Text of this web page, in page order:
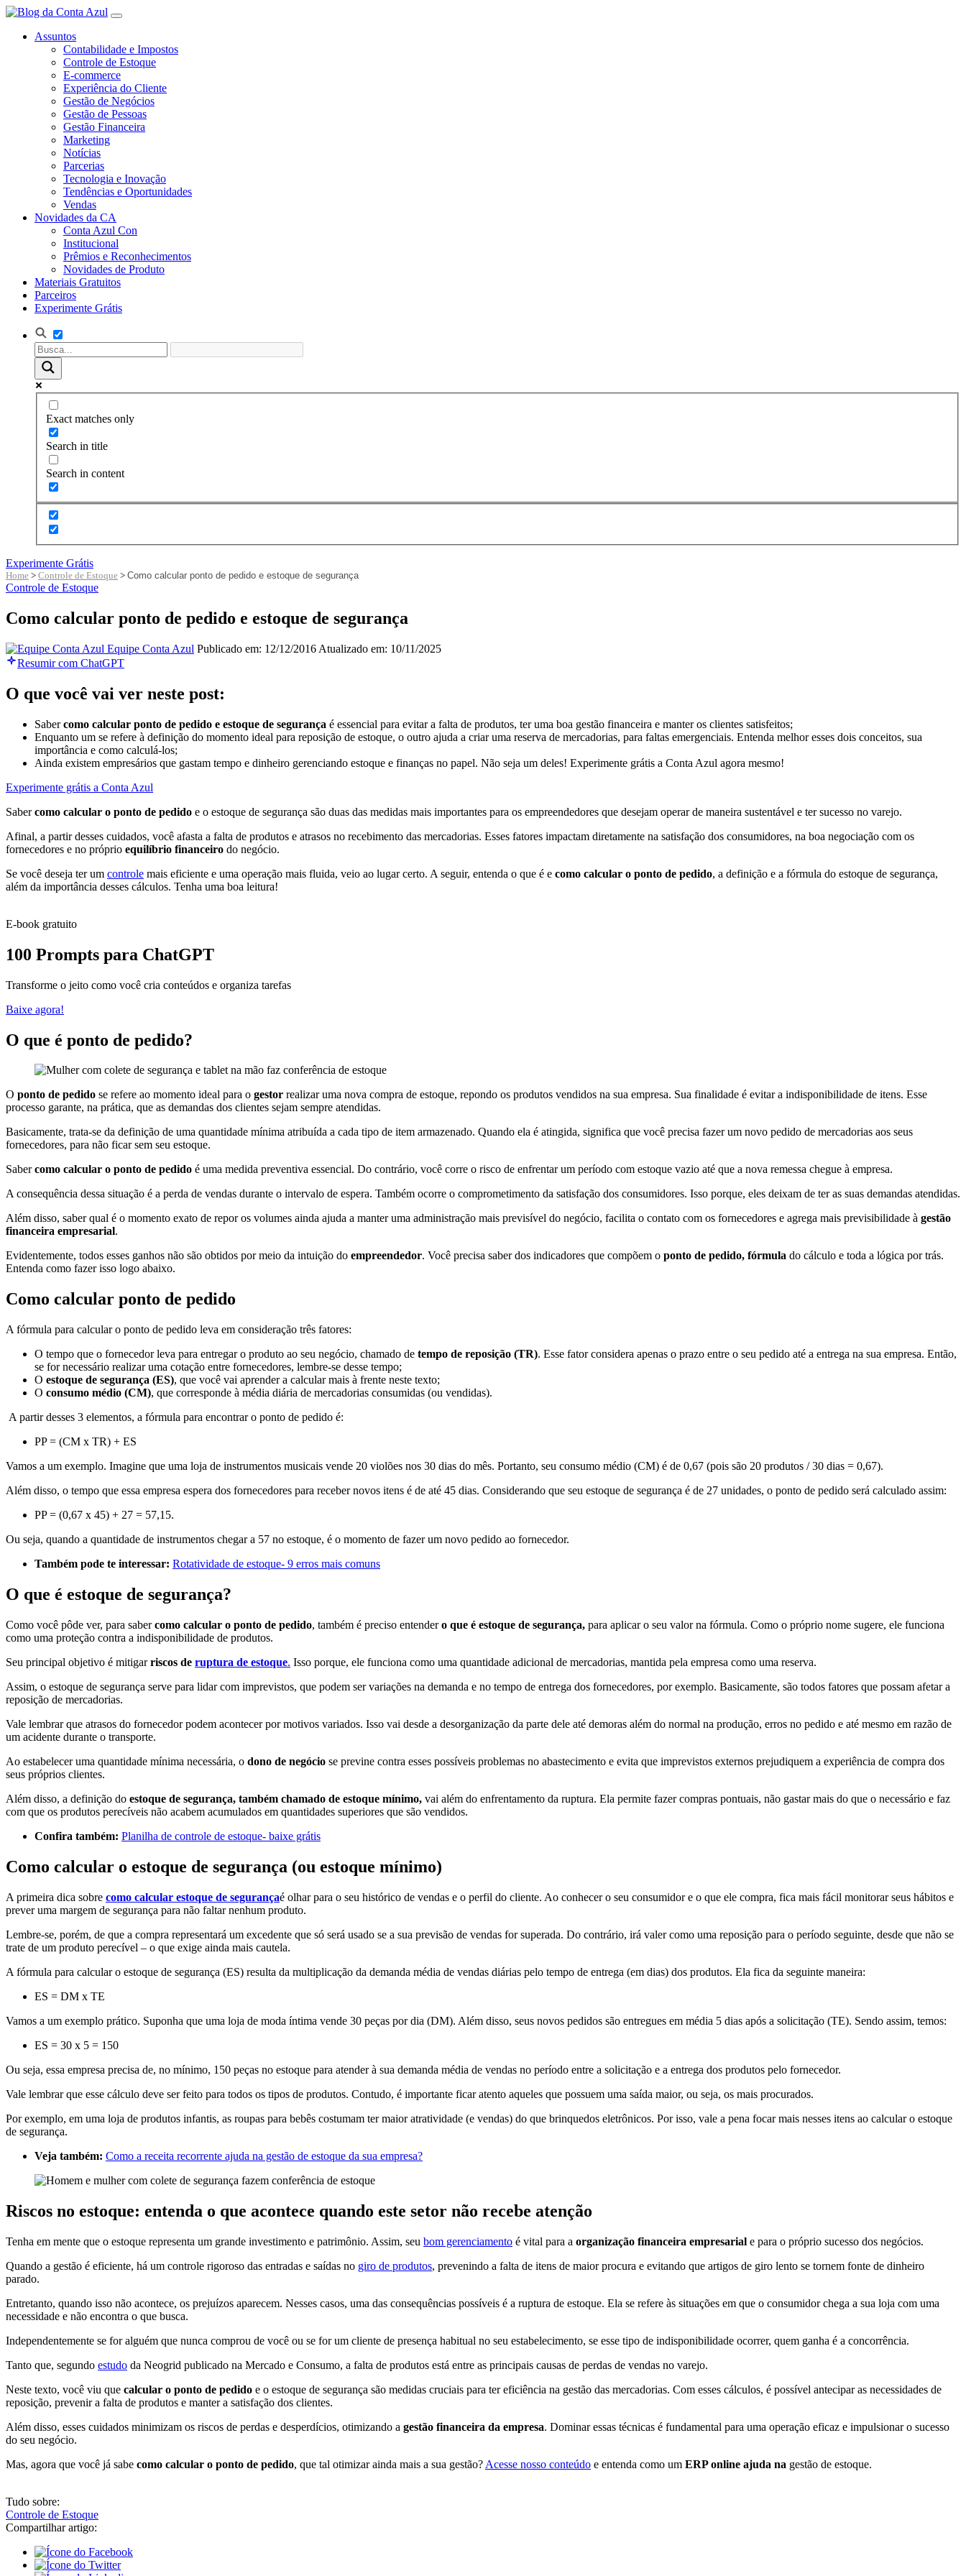
Assuntos
Contabilidade e Impostos
Controle de Estoque
E-commerce
Experiência do Cliente
Gestão de Negócios
Gestão de Pessoas
Gestão Financeira
Marketing
Notícias
Parcerias
Tecnologia e Inovação
Tendências e Oportunidades
Vendas
Novidades da CA
Conta Azul Con
Institucional
Prêmios e Reconhecimentos
Novidades de Produto
Materiais Gratuitos
Parceiros
Experimente Grátis
Exact matches only
Search in title
Search in content
Experimente Grátis
Home > Controle de Estoque > Como calcular ponto de pedido e estoque de segurança
Controle de Estoque
Como calcular ponto de pedido e estoque de segurança
Equipe Conta Azul Publicado em: 12/12/2016 Atualizado em: 10/11/2025
Resumir com ChatGPT
O que você vai ver neste post:
Sabercomo calcular ponto de pedido e estoque de segurança é essencial para evitar a falta de produtos, ter uma boa gestão financeira e manter os clientes satisfeitos;
Enquanto um se refere à definição do momento ideal para reposição de estoque, o outro ajuda a criar uma reserva de mercadorias, para faltas emergenciais. Entenda melhor esses dois conceitos, sua
importância e como calculá-los;
Ainda existem empresários que gastam tempo e dinheiro gerenciando estoque e finanças no papel. Não seja um deles! Experimente grátis a Conta Azul agora mesmo!
Experimente grátis a Conta Azul
Sabercomo calcular o ponto de pedido e o estoque de segurança são duas das medidas mais importantes para os empreendedores que desejam operar de maneira sustentável e ter sucesso no varejo.
Afinal, a partir desses cuidados, você afasta a falta de produtos e atrasos no recebimento das mercadorias. Esses fatores impactam diretamente na satisfação dos consumidores, na boa negociação com os
fornecedores e no próprio equilíbrio financeiro do negócio.
Se você deseja ter um controle mais eficiente e uma operação mais fluida, veio ao lugar certo. A seguir, entenda o que é e como calcular o ponto de pedido, a definição e a fórmula do estoque de segurança,
além da importância desses cálculos. Tenha uma boa leitura!
E-book gratuito
100 Prompts para ChatGPT
Transforme o jeito como você cria conteúdos e organiza tarefas
Baixe agora!
O que é ponto de pedido?
O ponto de pedido se refere ao momento ideal para o gestor realizar uma nova compra de estoque, repondo os produtos vendidos na sua empresa. Sua finalidade é evitar a indisponibilidade de itens. Esse
processo garante, na prática, que as demandas dos clientes sejam sempre atendidas.
Basicamente, trata-se da definição de uma quantidade mínima atribuída a cada tipo de item armazenado. Quando ela é atingida, significa que você precisa fazer um novo pedido de mercadorias aos seus
fornecedores, para não ficar sem seu estoque.
Sabercomo calcular o ponto de pedido é uma medida preventiva essencial. Do contrário, você corre o risco de enfrentar um período com estoque vazio até que a nova remessa chegue à empresa.
A consequência dessa situação é a perda de vendas durante o intervalo de espera. Também ocorre o comprometimento da satisfação dos consumidores. Isso porque, eles deixam de ter as suas demandas atendidas.
Além disso, saber qual é o momento exato de repor os volumes ainda ajuda a manter uma administração mais previsível do negócio, facilita o contato com os fornecedores e agrega mais previsibilidade à gestão
financeira empresarial.
Evidentemente, todos esses ganhos não são obtidos por meio da intuição do empreendedor. Você precisa saber dos indicadores que compõem o ponto de pedido, fórmula do cálculo e toda a lógica por trás.
Entenda como fazer isso logo abaixo.
Como calcular ponto de pedido
A fórmula para calcular o ponto de pedido leva em consideração três fatores:
O tempo que o fornecedor leva para entregar o produto ao seu negócio, chamado de tempo de reposição (TR). Esse fator considera apenas o prazo entre o seu pedido até a entrega na sua empresa. Então,
se for necessário realizar uma cotação entre fornecedores, lembre-se desse tempo;
O estoque de segurança (ES), que você vai aprender a calcular mais à frente neste texto;
O consumo médio (CM), que corresponde à média diária de mercadorias consumidas (ou vendidas).
A partir desses 3 elementos, a fórmula para encontrar o ponto de pedido é:
PP = (CM x TR) + ES
Vamos a um exemplo. Imagine que uma loja de instrumentos musicais vende 20 violões nos 30 dias do mês. Portanto, seu consumo médio (CM) é de 0,67 (pois são 20 produtos / 30 dias = 0,67).
Além disso, o tempo que essa empresa espera dos fornecedores para receber novos itens é de até 45 dias. Considerando que seu estoque de segurança é de 27 unidades, o ponto de pedido será calculado assim:
PP = (0,67 x 45) + 27 = 57,15.
Ou seja, quando a quantidade de instrumentos chegar a 57 no estoque, é o momento de fazer um novo pedido ao fornecedor.
Também pode te interessar: Rotatividade de estoque- 9 erros mais comuns
O que é estoque de segurança?
Como você pôde ver, para sabercomo calcular o ponto de pedido, também é preciso entendero que é estoque de segurança, para aplicar o seu valor na fórmula. Como o próprio nome sugere, ele funciona
como uma proteção contra a indisponibilidade de produtos.
Seu principal objetivo é mitigarriscos de ruptura de estoque. Isso porque, ele funciona como uma quantidade adicional de mercadorias, mantida pela empresa como uma reserva.
Assim, o estoque de segurança serve para lidar com imprevistos, que podem ser variações na demanda e no tempo de entrega dos fornecedores, por exemplo. Basicamente, são todos fatores que possam afetar a
reposição de mercadorias.
Vale lembrar que atrasos do fornecedor podem acontecer por motivos variados. Isso vai desde a desorganização da parte dele até demoras além do normal na produção, erros no pedido e até mesmo em razão de
um acidente durante o transporte.
Ao estabelecer uma quantidade mínima necessária, o dono de negócio se previne contra esses possíveis problemas no abastecimento e evita que imprevistos externos prejudiquem a experiência de compra dos
seus próprios clientes.
Além disso, a definição do estoque de segurança, também chamado de estoque mínimo, vai além do enfrentamento da ruptura. Ela permite fazer compras pontuais, não gastar mais do que o necessário e faz
com que os produtos perecíveis não acabem acumulados em quantidades superiores que são vendidos.
Confira também: Planilha de controle de estoque- baixe grátis
Como calcular o estoque de segurança (ou estoque mínimo)
A primeira dica sobre como calcular estoque de segurançaé olhar para o seu histórico de vendas e o perfil do cliente. Ao conhecer o seu consumidor e o que ele compra, fica mais fácil monitorar seus hábitos e
prever uma margem de segurança para não faltar nenhum produto.
Lembre-se, porém, de que a compra representará um excedente que só será usado se a sua previsão de vendas for superada. Do contrário, irá valer como uma reposição para o período seguinte, desde que não se
trate de um produto perecível – o que exige ainda mais cautela.
A fórmula para calcular o estoque de segurança (ES) resulta da multiplicação da demanda média de vendas diárias pelo tempo de entrega (em dias) dos produtos. Ela fica da seguinte maneira:
ES = DM x TE
Vamos a um exemplo prático. Suponha que uma loja de moda íntima vende 30 peças por dia (DM). Além disso, seus novos pedidos são entregues em média 5 dias após a solicitação (TE). Sendo assim, temos:
ES = 30 x 5 = 150
Ou seja, essa empresa precisa de, no mínimo, 150 peças no estoque para atender à sua demanda média de vendas no período entre a solicitação e a entrega dos produtos pelo fornecedor.
Vale lembrar que esse cálculo deve ser feito para todos os tipos de produtos. Contudo, é importante ficar atento aqueles que possuem uma saída maior, ou seja, os mais procurados.
Por exemplo, em uma loja de produtos infantis, as roupas para bebês costumam ter maior atratividade (e vendas) do que brinquedos eletrônicos. Por isso, vale a pena focar mais nesses itens ao calcular o estoque
de segurança.
Veja também: Como a receita recorrente ajuda na gestão de estoque da sua empresa?
Riscos no estoque: entenda o que acontece quando este setor não recebe atenção
Tenha em mente que o estoque representa um grande investimento e patrimônio. Assim, seu bom gerenciamento é vital para a organização financeira empresarial e para o próprio sucesso dos negócios.
Quando a gestão é eficiente, há um controle rigoroso das entradas e saídas no giro de produtos, prevenindo a falta de itens de maior procura e evitando que artigos de giro lento se tornem fonte de dinheiro
parado.
Entretanto, quando isso não acontece, os prejuízos aparecem. Nesses casos, uma das consequências possíveis é a ruptura de estoque. Ela se refere às situações em que o consumidor chega a sua loja com uma
necessidade e não encontra o que busca.
Independentemente se for alguém que nunca comprou de você ou se for um cliente de presença habitual no seu estabelecimento, se esse tipo de indisponibilidade ocorrer, quem ganha é a concorrência.
Tanto que, segundo estudo da Neogrid publicado na Mercado e Consumo, a falta de produtos está entre as principais causas de perdas de vendas no varejo.
Neste texto, você viu que calcular o ponto de pedido e o estoque de segurança são medidas cruciais para ter eficiência na gestão das mercadorias. Com esses cálculos, é possível antecipar as necessidades de
reposição, prevenir a falta de produtos e manter a satisfação dos clientes.
Além disso, esses cuidados minimizam os riscos de perdas e desperdícios, otimizando a gestão financeira da empresa. Dominar essas técnicas é fundamental para uma operação eficaz e impulsionar o sucesso
do seu negócio.
Mas, agora que você já sabe como calcular o ponto de pedido, que tal otimizar ainda mais a sua gestão? Acesse nosso conteúdo e entenda como um ERP online ajuda na gestão de estoque.
Tudo sobre:
Controle de Estoque
Compartilhar artigo: